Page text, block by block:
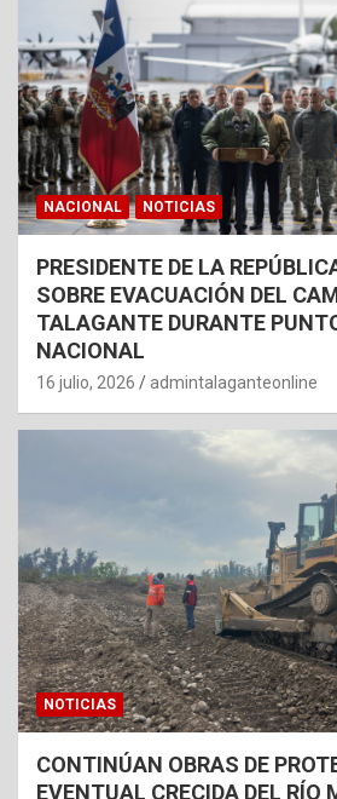
NACIONAL NOTICIAS
PRESIDENTE DE LA
SOBRE EVACUACIÓN DEL
TALAGANTE DURANTE
NACIONAL
16 julio, 2026 admintalaganteonline
NOTICIAS
CONTINÚAN OBRAS DE
EVENTUAL CRECIDA DEL RÍO